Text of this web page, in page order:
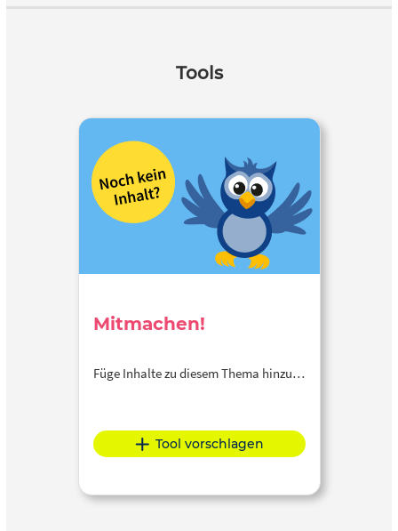
Tools
Mitmachen!
Füge Inhalte zu diesem Thema hinzu…
Tool vorschlagen